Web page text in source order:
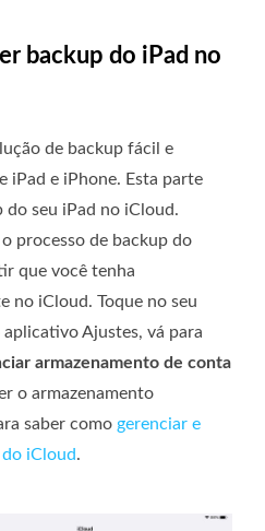
backup do iPad no
de backup fácil e
iPad e iPhone. Esta parte
seu iPad no iCloud.
processo de backup do
que você tenha
no iCloud. Toque no seu
aplicativo Ajustes, vá para
armazenamento de conta
o armazenamento
saber como gerenciar e
iCloud.